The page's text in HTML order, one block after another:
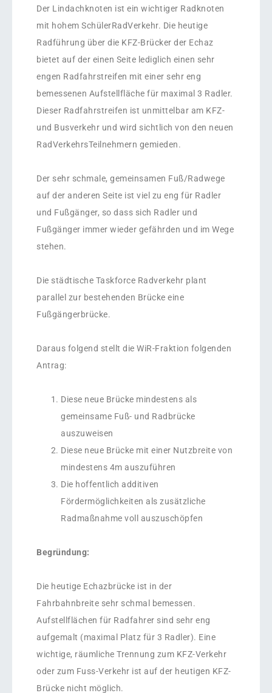
Der Lindachknoten ist ein wichtiger Radknoten
mit hohem SchülerRadVerkehr. Die heutige
Radführung über die KFZ-Brücker der Echaz
bietet auf der einen Seite lediglich einen sehr
engen Radfahrstreifen mit einer sehr eng
bemessenen Aufstellfläche für maximal 3 Radler.
Dieser Radfahrstreifen ist unmittelbar am KFZ-
und Busverkehr und wird sichtlich von den neuen
RadVerkehrsTeilnehmern gemieden.
Der sehr schmale, gemeinsamen Fuß/Radwege
auf der anderen Seite ist viel zu eng für Radler
und Fußgänger, so dass sich Radler und
Fußgänger immer wieder gefährden und im Wege
stehen.
Die städtische Taskforce Radverkehr plant
parallel zur bestehenden Brücke eine
Fußgängerbrücke.
Daraus folgend stellt die WiR-Fraktion folgenden
Antrag:
Diese neue Brücke mindestens als
gemeinsame Fuß- und Radbrücke
auszuweisen
Diese neue Brücke mit einer Nutzbreite von
mindestens 4m auszuführen
Die hoffentlich additiven
Fördermöglichkeiten als zusätzliche
Radmaßnahme voll auszuschöpfen
Begründung:
Die heutige Echazbrücke ist in der
Fahrbahnbreite sehr schmal bemessen.
Aufstellflächen für Radfahrer sind sehr eng
aufgemalt (maximal Platz für 3 Radler). Eine
wichtige, räumliche Trennung zum KFZ-Verkehr
oder zum Fuss-Verkehr ist auf der heutigen KFZ-
Brücke nicht möglich.